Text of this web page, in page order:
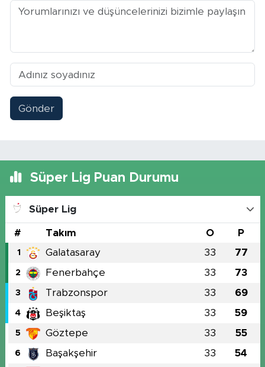
Gönder
Süper Lig Puan Durumu
Süper Lig
# Takım O P
1 Galatasaray 33 77
2 Fenerbahçe 33 73
3 Trabzonspor 33 69
4 Beşiktaş 33 59
5 Göztepe 33 55
6 Başakşehir 33 54